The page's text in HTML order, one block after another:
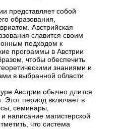
представляет собой
образования,
Австрийская
славится своим
подходом к
программы в Австрии
чтобы обеспечить
знаниями и
в выбранной области
Австрии обычно длится
Этот период включает в
семинары,
написание магистерской
что система